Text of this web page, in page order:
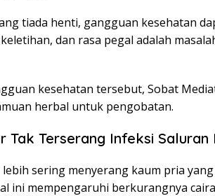
tiada henti, gangguan kesehatan
dan rasa pegal adalah
kesehatan tersebut, Sobat
herbal untuk pengobatan.
Tak Terserang Infeksi Saluran
sering menyerang kaum pria
ini mempengaruhi berkurangnya